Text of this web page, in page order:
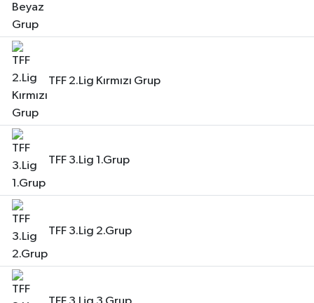
TFF 2.Lig Kırmızı Grup
TFF 3.Lig 1.Grup
TFF 3.Lig 2.Grup